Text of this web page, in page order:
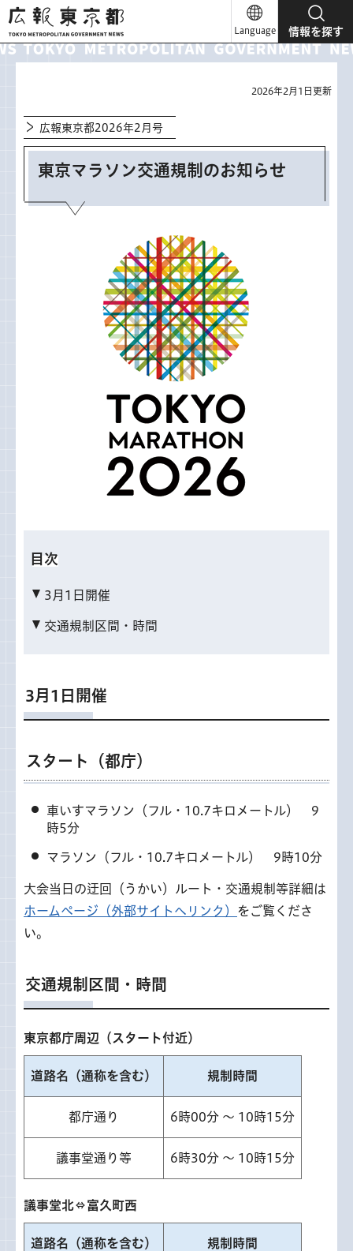
広報東京都
Language 情報を探す
2026年2月1日更新
広報東京都2026年2月号
東京マラソン交通規制のお知らせ
目次
3月1日開催
交通規制区間・時間
3月1日開催
スタート（都庁）
車いすマラソン（フル・10.7キロメートル） 9
時5分
マラソン（フル・10.7キロメートル） 9時10分
大会当日の迂回（うかい）ルート・交通規制等詳細は
ホームページ（外部サイトへリンク） をご覧くださ
い。
交通規制区間・時間
東京都庁周辺（スタート付近）
道路名（通称を含む） 規制時間
都庁通り 6時00分 ～ 10時15分
議事堂通り等 6時30分 ～ 10時15分
議事堂北⇔富久町西
道路名（通称を含む） 規制時間